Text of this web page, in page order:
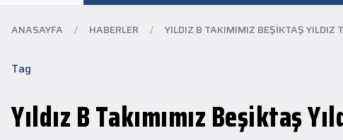
ANASAYFA / HABERLER / YILDIZ B TAKIMIMIZ BEŞIKTAŞ YILDIZ
Tag
Yıldız B Takımımız Beşiktaş